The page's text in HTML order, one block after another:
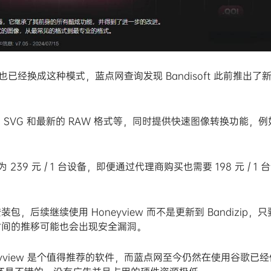
经换成这种模式，蓝点网查询发现 Bandisoft 此前推出了
和最新的 RAW 格式等，同时提供快速图像转换功能，例
239 元 / 1 台设备，即便通过代理商购买也需要 198 元 / 1
包，后续继续使用 Honeyview 而不是更新到 Bandizip，只
的推移可能也会出现安全漏洞。
是个值得推荐的软件，而蓝点网至今仍然在使用谷歌已